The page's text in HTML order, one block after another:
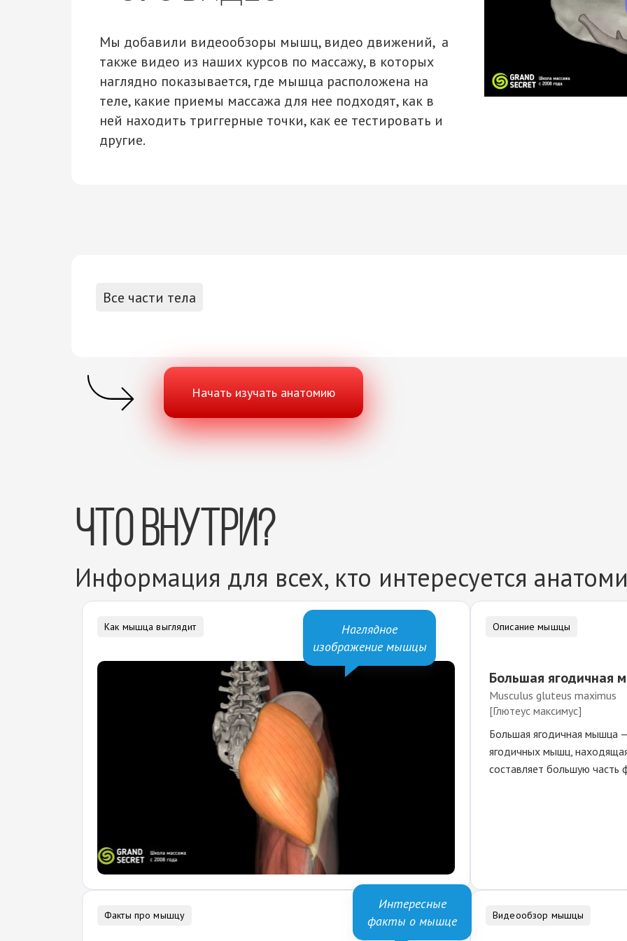
Мы добавили видеообзоры мышц, видео движений, а
также видео из наших курсов по массажу, в которых
наглядно показывается, где мышца расположена на
теле, какие приемы массажа для нее подходят, как в
ней находить триггерные точки, как ее тестировать и
другие.
Все части тела
Начать изучать анатомию
Что внутри?
Информация для всех, кто интересуется
Как мышца выглядит
Наглядное
изображение мышцы
Описание мышцы
Большая ягодичная
Musculus gluteus maximus
[Глютеус максимус]
Большая ягодичная мышца
ягодичных мышц,
составляет большую часть
Факты про мышцу
Интересные
факты о мышце
Видеообзор мышцы